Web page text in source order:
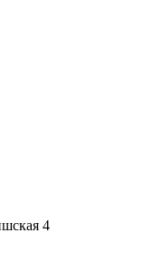
ул. Киришская 4